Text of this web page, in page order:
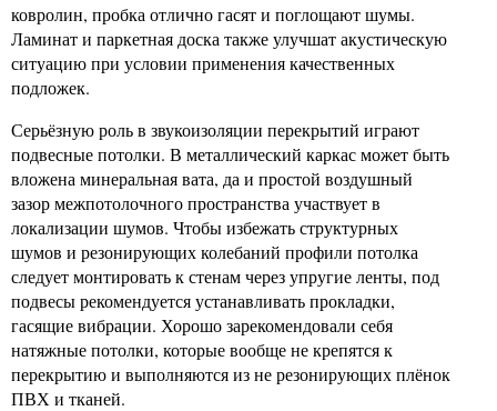
ковролин, пробка отлично гасят и поглощают шумы.
Ламинат и паркетная доска также улучшат акустическую
ситуацию при условии применения качественных
подложек.
Серьёзную роль в звукоизоляции перекрытий играют
подвесные потолки. В металлический каркас может быть
вложена минеральная вата, да и простой воздушный
зазор межпотолочного пространства участвует в
локализации шумов. Чтобы избежать структурных
шумов и резонирующих колебаний профили потолка
следует монтировать к стенам через упругие ленты, под
подвесы рекомендуется устанавливать прокладки,
гасящие вибрации. Хорошо зарекомендовали себя
натяжные потолки, которые вообще не крепятся к
перекрытию и выполняются из не резонирующих плёнок
ПВХ и тканей.